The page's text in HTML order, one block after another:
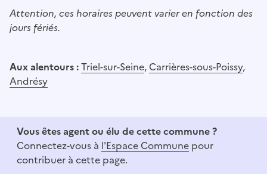
Attention, ces horaires peuvent varier en fonction des
jours fériés.
Aux alentours :Triel-sur-Seine, Carrières-sous-Poissy,
Andrésy
Vous êtes agent ou élu de cette commune ?
Connectez-vous à l'Espace Commune pour
contribuer à cette page.